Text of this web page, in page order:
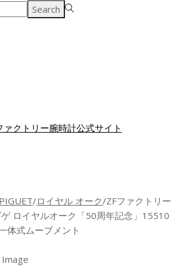
Search
/ロイヤル オーク/ZFファクトリー
ロイヤルオーク「50周年記念」15510
式ムーブメント